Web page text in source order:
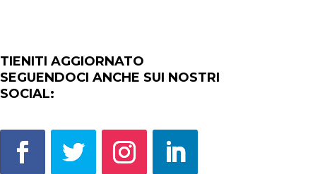
TIENITI AGGIORNATO
SEGUENDOCI ANCHE SUI NOSTRI
SOCIAL: